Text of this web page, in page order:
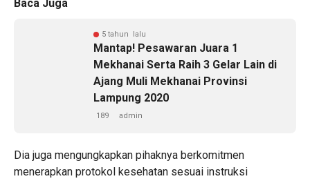
Baca Juga
5 tahun lalu
Mantap! Pesawaran Juara 1
Mekhanai Serta Raih 3 Gelar Lain di
Ajang Muli Mekhanai Provinsi
Lampung 2020
189 admin
Dia juga mengungkapkan pihaknya berkomitmen
menerapkan protokol kesehatan sesuai instruksi